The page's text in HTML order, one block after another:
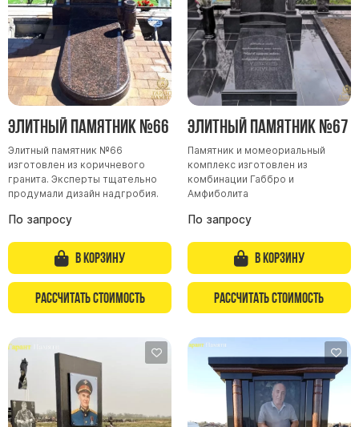
Элитный памятник №66
Элитный памятник №66
изготовлен из коричневого
гранита. Эксперты тщательно
продумали дизайн надгробия.
По запросу
В корзину
Рассчитать стоимость
Элитный памятник №67
Памятник и момеориальный
комплекс изготовлен из
комбинации Габбро и
Амфиболита
По запросу
В корзину
Рассчитать стоимость